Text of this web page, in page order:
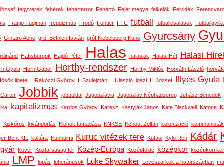
fegyverek fehérek fehérterror Fehértó Fejér megye felkelők Felvidék
Franjo Tudjman freudizmus Frodó frontier FTC futball futballcsalások
Gintaro Aono gróf Bethlen István gróf Klebelsberg Kunó Gyurcsány
Habsburgok Hajdú Péter Halas halasiak Halasi Hét Halasi
Gyula Horn Gábor Horthy-rendszer Horthy Miklós Horváth László
ligete I. Rákóczi György I. Szulejmán I. Ulászló igazi II. József Illyés Gyula
Jobbik jobboldal Jugoszlávia Jugoszláv Néphadsereg Juhász Benedek
kapitalizmus Kardos György Karesz Kastyják János Kate Blackwell Katona
Kiskőrös kivándorlás Klónok támadása KNKSE Kohout Zoltán kolonizáció kommunisták
Bent Kft. kultúra Kunhalmi Kuruc vitézek tere Kutasi Kylo Ren Kádár
Kövér Köztársaság tér Közép-Európa Középfölde középkor középkori
LMP lopás luheránusok Luke Skywalker Lövészárkok a hátországban